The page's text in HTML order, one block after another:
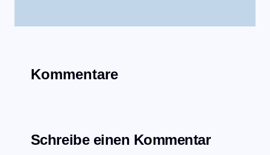
Kommentare
Schreibe einen Kommentar